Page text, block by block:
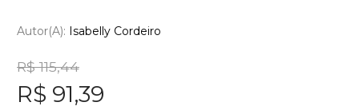
Autor(a): Isabelly Cordeiro
R$ 115,44
R$ 91,39